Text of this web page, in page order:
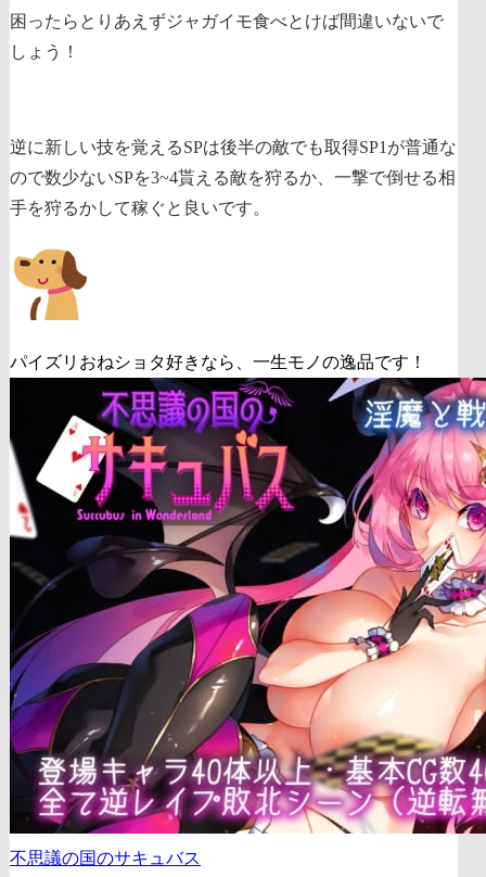
困ったらとりあえずジャガイモ食べとけば間違いないで
しょう！
逆に新しい技を覚えるSPは後半の敵でも取得SP1が普通な
ので数少ないSPを3~4貰える敵を狩るか、一撃で倒せる相
手を狩るかして稼ぐと良いです。
パイズリおねショタ好きなら、一生モノの逸品です！
不思議の国のサキュバス